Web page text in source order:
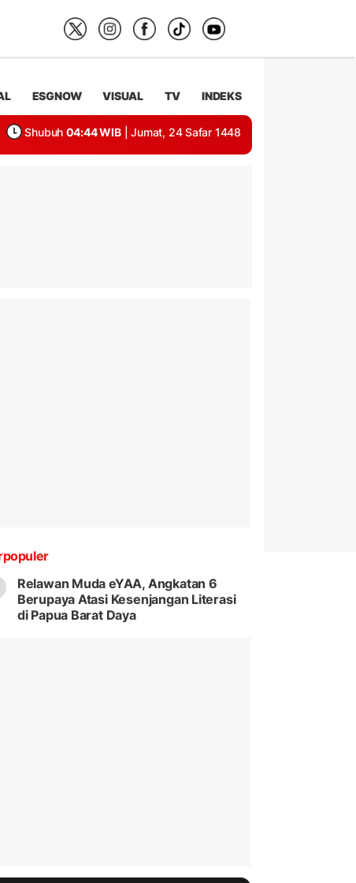
ESGNOW VISUAL TV INDEKS
Shubuh 04:44 WIB | Jumat, 24 Safar 1448
Relawan Muda eYAA, Angkatan 6
Berupaya Atasi Kesenjangan Literasi
di Papua Barat Daya